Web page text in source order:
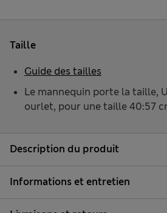
Description du produit
Informations et entretien
Taille
Le mannequin porte la taille,
ourlet, pour une taille 40:57
Guide des tailles